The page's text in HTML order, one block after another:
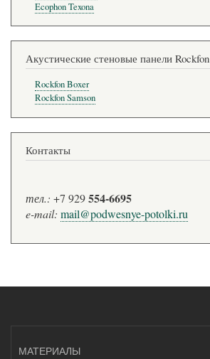
Ecophon Texona
Акустические стеновые панели Rockfon
Rockfon Boxer
Rockfon Samson
Контакты
тел.: +7 929554-6695
e-mail: mail@podwesnye-potolki.ru
МАТЕРИАЛЫ